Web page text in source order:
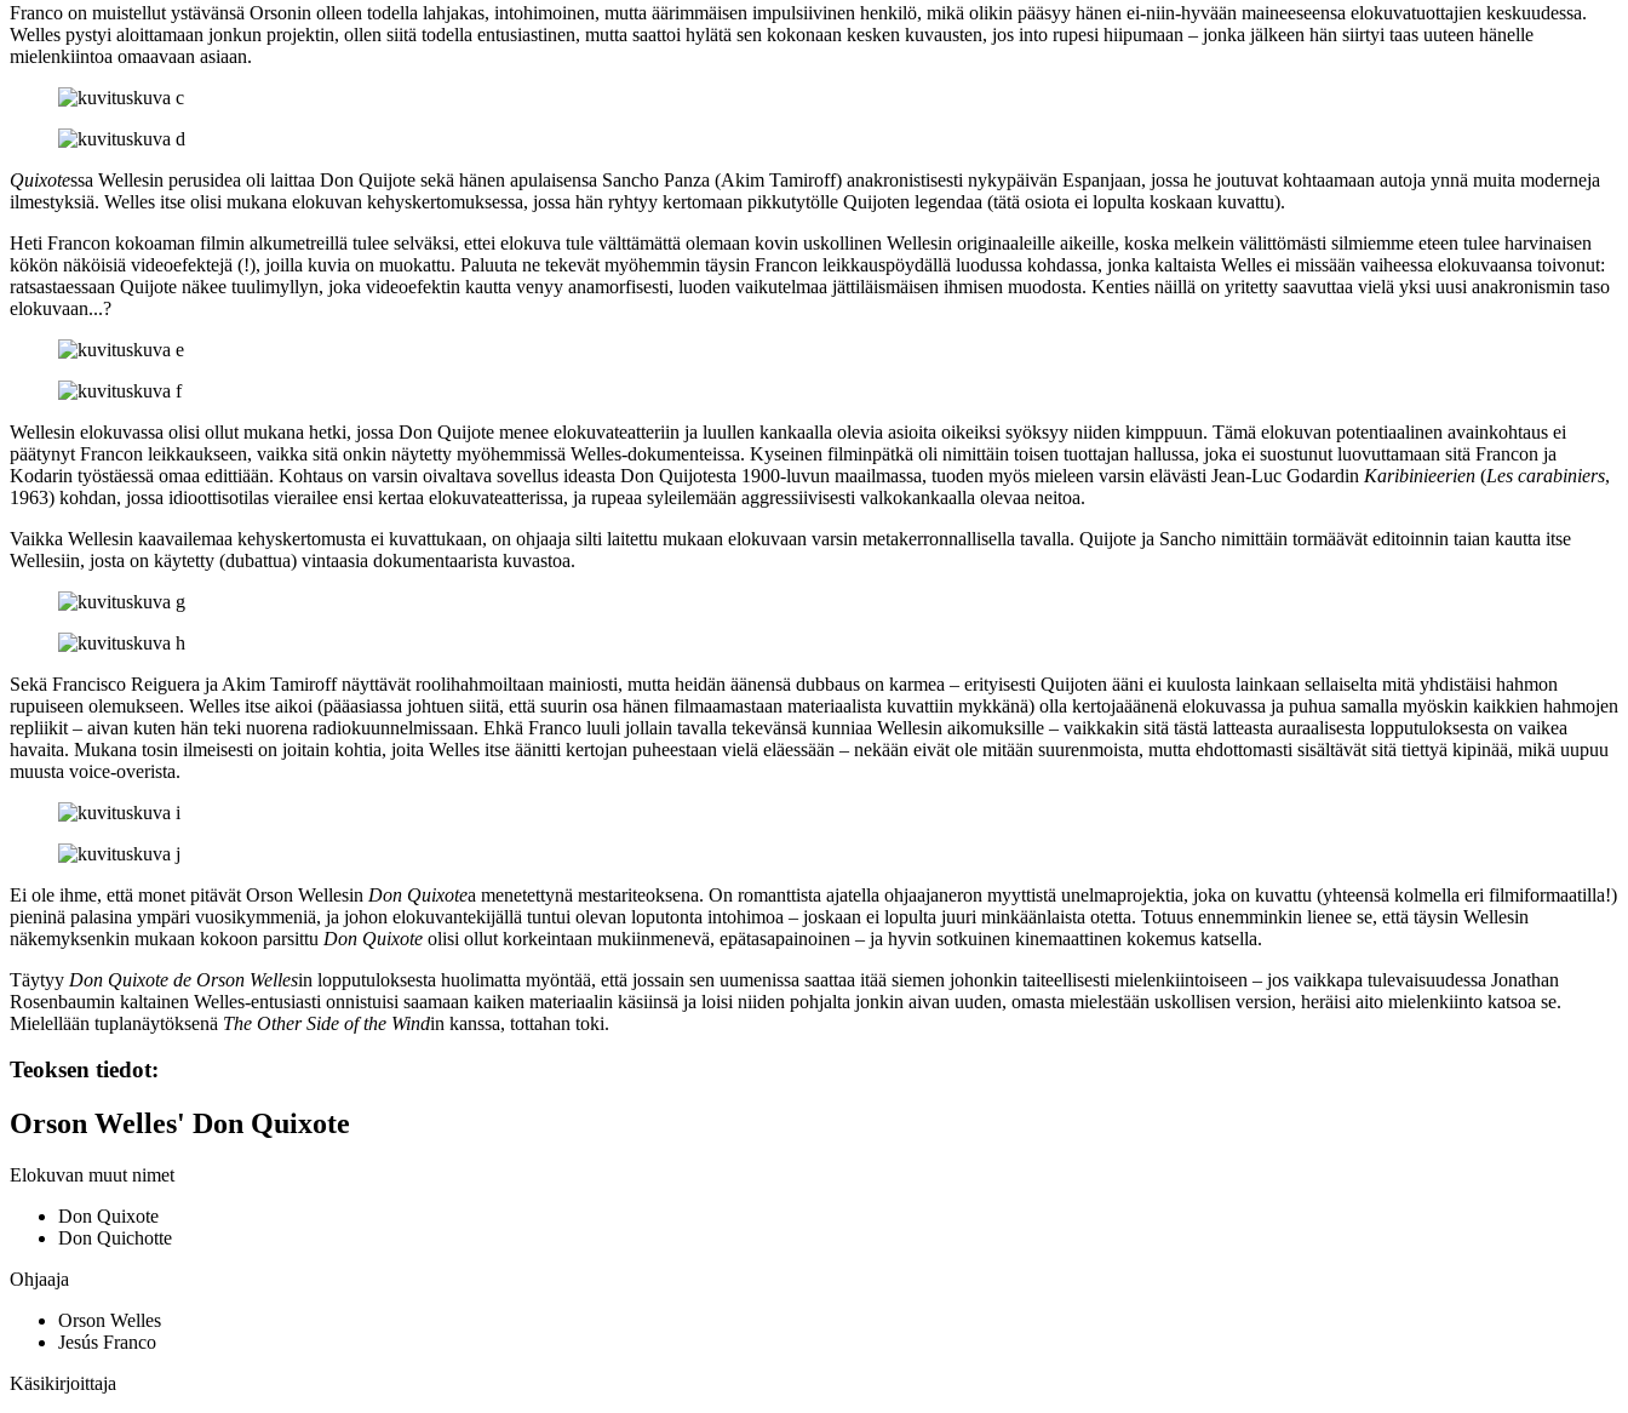
Franco on muistellut ystävänsä Orsonin olleen todella lahjakas, intohimoinen, mutta äärimmäisen impulsiivinen henkilö, mikä olikin pääsyy hänen ei‑niin-hyvään maineeseensa elokuvatuottajien keskuudessa.
Welles pystyi aloittamaan jonkun projektin, ollen siitä todella entusiastinen, mutta saattoi hylätä sen kokonaan kesken kuvausten, jos into rupesi hiipumaan – jonka jälkeen hän siirtyi taas uuteen hänelle
mielenkiintoa omaavaan asiaan.
Quixotessa Wellesin perusidea oli laittaa Don Quijote sekä hänen apulaisensa Sancho Panza (Akim Tamiroff) anakronistisesti nykypäivän Espanjaan, jossa he joutuvat kohtaamaan autoja ynnä muita moderneja
ilmestyksiä. Welles itse olisi mukana elokuvan kehyskertomuksessa, jossa hän ryhtyy kertomaan pikkutytölle Quijoten legendaa (tätä osiota ei lopulta koskaan kuvattu).
Heti Francon kokoaman filmin alkumetreillä tulee selväksi, ettei elokuva tule välttämättä olemaan kovin uskollinen Wellesin originaaleille aikeille, koska melkein välittömästi silmiemme eteen tulee harvinaisen
kökön näköisiä videoefektejä (!), joilla kuvia on muokattu. Paluuta ne tekevät myöhemmin täysin Francon leikkauspöydällä luodussa kohdassa, jonka kaltaista Welles ei missään vaiheessa elokuvaansa toivonut:
ratsastaessaan Quijote näkee tuulimyllyn, joka videoefektin kautta venyy anamorfisesti, luoden vaikutelmaa jättiläismäisen ihmisen muodosta. Kenties näillä on yritetty saavuttaa vielä yksi uusi anakronismin taso
elokuvaan...?
Wellesin elokuvassa olisi ollut mukana hetki, jossa Don Quijote menee elokuvateatteriin ja luullen kankaalla olevia asioita oikeiksi syöksyy niiden kimppuun. Tämä elokuvan potentiaalinen avainkohtaus ei
päätynyt Francon leikkaukseen, vaikka sitä onkin näytetty myöhemmissä Welles-dokumenteissa. Kyseinen filminpätkä oli nimittäin toisen tuottajan hallussa, joka ei suostunut luovuttamaan sitä Francon ja
Kodarin työstäessä omaa edittiään. Kohtaus on varsin oivaltava sovellus ideasta Don Quijotesta 1900‑luvun maailmassa, tuoden myös mieleen varsin elävästi Jean‑Luc Godardin Karibinieerien (Les carabiniers,
1963) kohdan, jossa idioottisotilas vierailee ensi kertaa elokuvateatterissa, ja rupeaa syleilemään aggressiivisesti valkokankaalla olevaa neitoa.
Vaikka Wellesin kaavailemaa kehyskertomusta ei kuvattukaan, on ohjaaja silti laitettu mukaan elokuvaan varsin metakerronnallisella tavalla. Quijote ja Sancho nimittäin tormäävät editoinnin taian kautta itse
Wellesiin, josta on käytetty (dubattua) vintaasia dokumentaarista kuvastoa.
Sekä Francisco Reiguera ja Akim Tamiroff näyttävät roolihahmoiltaan mainiosti, mutta heidän äänensä dubbaus on karmea – erityisesti Quijoten ääni ei kuulosta lainkaan sellaiselta mitä yhdistäisi hahmon
rupuiseen olemukseen. Welles itse aikoi (pääasiassa johtuen siitä, että suurin osa hänen filmaamastaan materiaalista kuvattiin mykkänä) olla kertojaäänenä elokuvassa ja puhua samalla myöskin kaikkien hahmojen
repliikit – aivan kuten hän teki nuorena radiokuunnelmissaan. Ehkä Franco luuli jollain tavalla tekevänsä kunniaa Wellesin aikomuksille – vaikkakin sitä tästä latteasta auraalisesta lopputuloksesta on vaikea
havaita. Mukana tosin ilmeisesti on joitain kohtia, joita Welles itse äänitti kertojan puheestaan vielä eläessään – nekään eivät ole mitään suurenmoista, mutta ehdottomasti sisältävät sitä tiettyä kipinää, mikä uupuu
muusta voice-overista.
Ei ole ihme, että monet pitävät Orson Wellesin Don Quixotea menetettynä mestariteoksena. On romanttista ajatella ohjaajaneron myyttistä unelmaprojektia, joka on kuvattu (yhteensä kolmella eri filmiformaatilla!)
pieninä palasina ympäri vuosikymmeniä, ja johon elokuvantekijällä tuntui olevan loputonta intohimoa – joskaan ei lopulta juuri minkäänlaista otetta. Totuus ennemminkin lienee se, että täysin Wellesin
näkemyksenkin mukaan kokoon parsittu Don Quixote olisi ollut korkeintaan mukiinmenevä, epätasapainoinen – ja hyvin sotkuinen kinemaattinen kokemus katsella.
Täytyy Don Quixote de Orson Wellesin lopputuloksesta huolimatta myöntää, että jossain sen uumenissa saattaa itää siemen johonkin taiteellisesti mielenkiintoiseen – jos vaikkapa tulevaisuudessa Jonathan
Rosenbaumin kaltainen Welles-entusiasti onnistuisi saamaan kaiken materiaalin käsiinsä ja loisi niiden pohjalta jonkin aivan uuden, omasta mielestään uskollisen version, heräisi aito mielenkiinto katsoa se.
Mielellään tuplanäytöksenä The Other Side of the Windin kanssa, tottahan toki.
Teoksen tiedot:
Orson Welles' Don Quixote
Elokuvan muut nimet
Don Quixote
Don Quichotte
Ohjaaja
Orson Welles
Jesús Franco
Käsikirjoittaja